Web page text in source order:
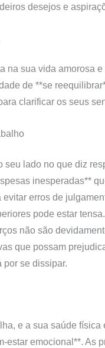
desejos e
na sua vida amorosa
de **se
clarificar os seus
lado no que diz
inesperadas**
erros de
pode estar
não são
que possam
por se dissipar.
e a sua saúde
estar emocional**. As